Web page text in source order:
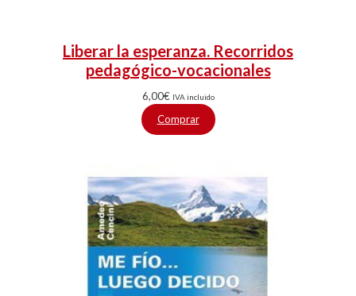
Liberar la esperanza. Recorridos
pedagógico-vocacionales
6,00€ IVA incluido
Comprar